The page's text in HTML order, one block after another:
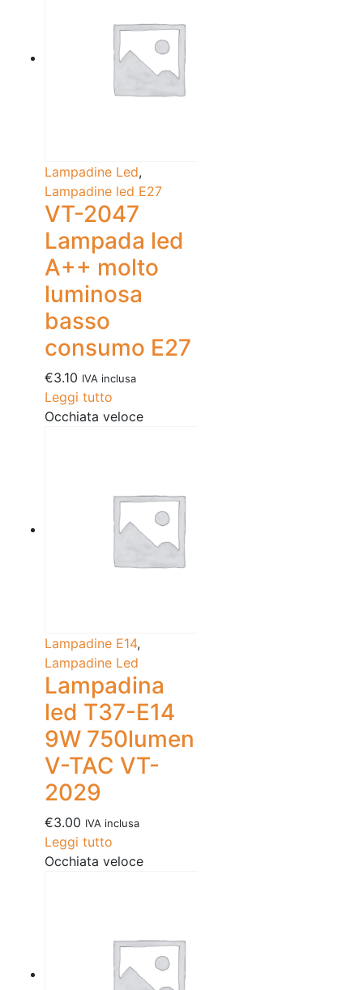
Lampadine Led,
Lampadine led E27
VT-2047
Lampada led
A++ molto
luminosa
basso
consumo E27
€3.10 IVA inclusa
Leggi tutto
Occhiata veloce
Lampadine E14,
Lampadine Led
Lampadina
led T37-E14
9W 750lumen
V-TAC VT-
2029
€3.00 IVA inclusa
Leggi tutto
Occhiata veloce